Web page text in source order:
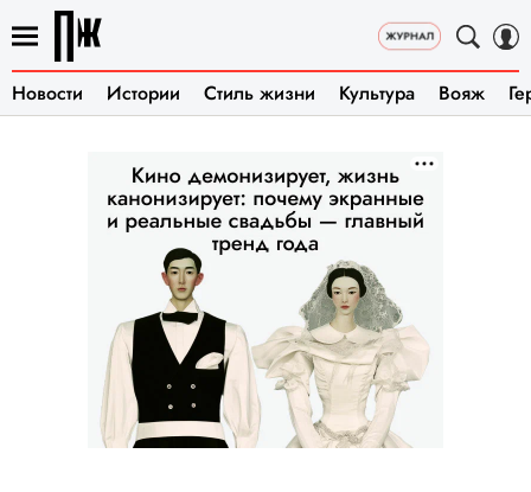
Новости Истории Стиль жизни Культура Вояж